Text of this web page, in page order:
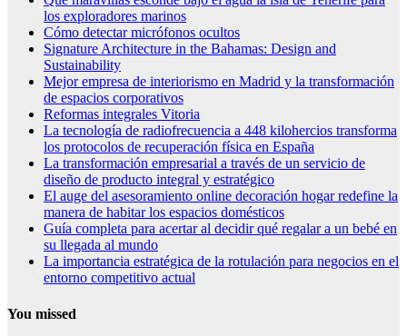
los exploradores marinos
Cómo detectar micrófonos ocultos
Signature Architecture in the Bahamas: Design and
Sustainability
Mejor empresa de interiorismo en Madrid y la transformación
de espacios corporativos
Reformas integrales Vitoria
La tecnología de radiofrecuencia a 448 kilohercios transforma
los protocolos de recuperación física en España
La transformación empresarial a través de un servicio de
diseño de producto integral y estratégico
El auge del asesoramiento online decoración hogar redefine la
manera de habitar los espacios domésticos
Guía completa para acertar al decidir qué regalar a un bebé en
su llegada al mundo
La importancia estratégica de la rotulación para negocios en el
entorno competitivo actual
You missed